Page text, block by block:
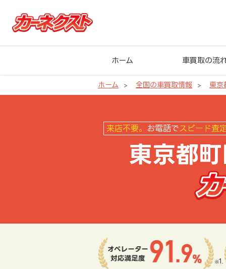
ホーム 車買取の流
ホーム 全国の車買取情報 東京
来店不要。 お電話で スピード査
東京都